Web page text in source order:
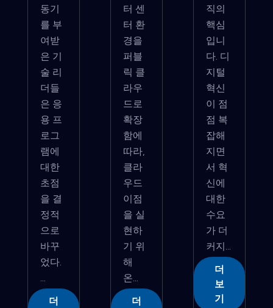
동기
를 부
여받
은 기
술 리
더들
은 응
용 프
로그
램에
대한
초점
을 결
정적
으로
바꾸
었다.
...
더
터 센
터 환
경을
퍼블
릭 클
라우
드로
확장
함에
따라,
클라
우드
이점
을 실
현하
기 위
해
온...
더
직의
핵심
입니
다. 디
지털
혁신
이 점
점 복
잡해
지면
서 혁
신에
대한
수요
가 더
커지...
더
보
기